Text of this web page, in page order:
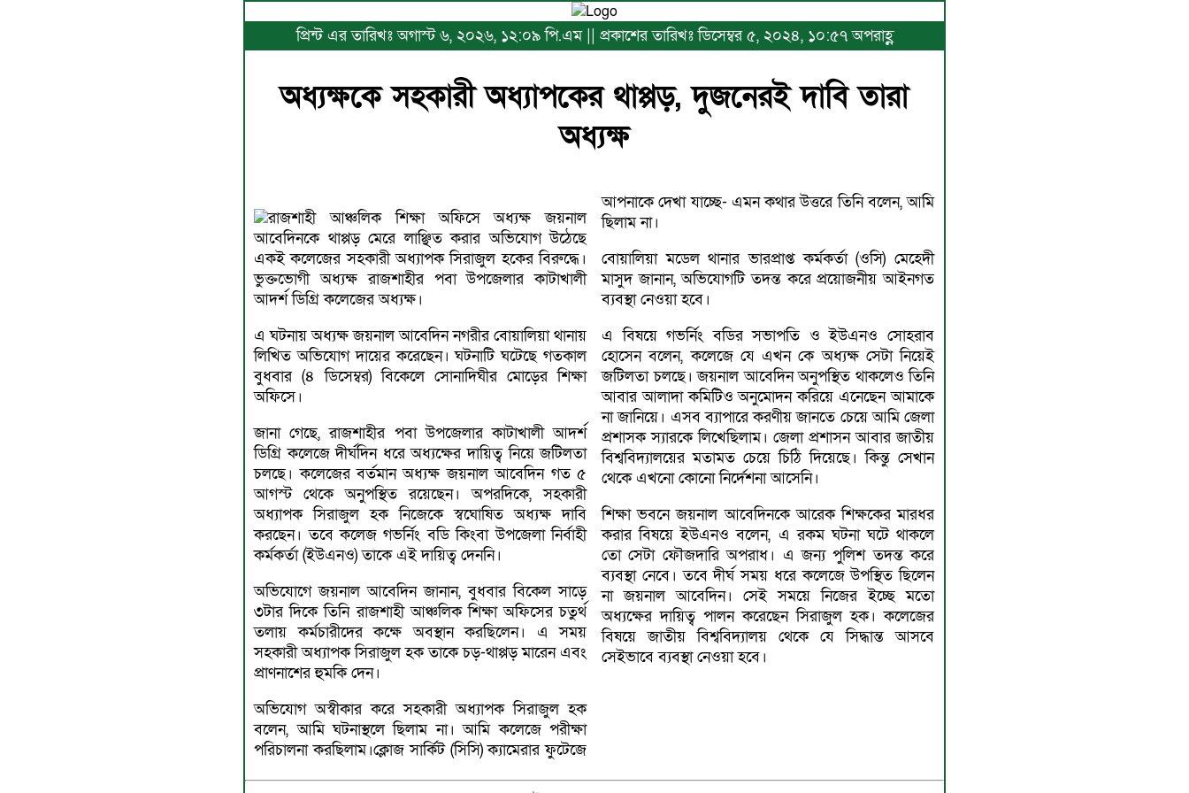
প্রিন্ট এর তারিখঃ অগাস্ট ৬, ২০২৬, ১২:০৯ পি.এম || প্রকাশের তারিখঃ ডিসেম্বর ৫, ২০২৪, ১০:৫৭ অপরাহ্ণ
অধ্যক্ষকে সহকারী অধ্যাপকের থাপ্পড়, দুজনেরই দাবি তারা
অধ্যক্ষ
রাজশাহী আঞ্চলিক শিক্ষা অফিসে অধ্যক্ষ জয়নাল
আবেদিনকে থাপ্পড় মেরে লাঞ্ছিত করার অভিযোগ উঠেছে
একই কলেজের সহকারী অধ্যাপক সিরাজুল হকের বিরুদ্ধে।
ভুক্তভোগী অধ্যক্ষ রাজশাহীর পবা উপজেলার কাটাখালী
আদর্শ ডিগ্রি কলেজের অধ্যক্ষ।
এ ঘটনায় অধ্যক্ষ জয়নাল আবেদিন নগরীর বোয়ালিয়া থানায়
লিখিত অভিযোগ দায়ের করেছেন। ঘটনাটি ঘটেছে গতকাল
বুধবার (৪ ডিসেম্বর) বিকেলে সোনাদিঘীর মোড়ের শিক্ষা
অফিসে।
জানা গেছে, রাজশাহীর পবা উপজেলার কাটাখালী আদর্শ
ডিগ্রি কলেজে দীর্ঘদিন ধরে অধ্যক্ষের দায়িত্ব নিয়ে জটিলতা
চলছে। কলেজের বর্তমান অধ্যক্ষ জয়নাল আবেদিন গত ৫
আগস্ট থেকে অনুপস্থিত রয়েছেন। অপরদিকে, সহকারী
অধ্যাপক সিরাজুল হক নিজেকে স্বঘোষিত অধ্যক্ষ দাবি
করছেন। তবে কলেজ গভর্নিং বডি কিংবা উপজেলা নির্বাহী
কর্মকর্তা (ইউএনও) তাকে এই দায়িত্ব দেননি।
অভিযোগে জয়নাল আবেদিন জানান, বুধবার বিকেল সাড়ে
৩টার দিকে তিনি রাজশাহী আঞ্চলিক শিক্ষা অফিসের চতুর্থ
তলায় কর্মচারীদের কক্ষে অবস্থান করছিলেন। এ সময়
সহকারী অধ্যাপক সিরাজুল হক তাকে চড়-থাপ্পড় মারেন এবং
প্রাণনাশের হুমকি দেন।
অভিযোগ অস্বীকার করে সহকারী অধ্যাপক সিরাজুল হক
বলেন, আমি ঘটনাস্থলে ছিলাম না। আমি কলেজে পরীক্ষা
পরিচালনা করছিলাম।ক্লোজ সার্কিট (সিসি) ক্যামেরার ফুটেজে
আপনাকে দেখা যাচ্ছে- এমন কথার উত্তরে তিনি বলেন, আমি
ছিলাম না।
বোয়ালিয়া মডেল থানার ভারপ্রাপ্ত কর্মকর্তা (ওসি) মেহেদী
মাসুদ জানান, অভিযোগটি তদন্ত করে প্রয়োজনীয় আইনগত
ব্যবস্থা নেওয়া হবে।
এ বিষয়ে গভর্নিং বডির সভাপতি ও ইউএনও সোহরাব
হোসেন বলেন, কলেজে যে এখন কে অধ্যক্ষ সেটা নিয়েই
জটিলতা চলছে। জয়নাল আবেদিন অনুপস্থিত থাকলেও তিনি
আবার আলাদা কমিটিও অনুমোদন করিয়ে এনেছেন আমাকে
না জানিয়ে। এসব ব্যাপারে করণীয় জানতে চেয়ে আমি জেলা
প্রশাসক স্যারকে লিখেছিলাম। জেলা প্রশাসন আবার জাতীয়
বিশ্ববিদ্যালয়ের মতামত চেয়ে চিঠি দিয়েছে। কিন্তু সেখান
থেকে এখনো কোনো নির্দেশনা আসেনি।
শিক্ষা ভবনে জয়নাল আবেদিনকে আরেক শিক্ষকের মারধর
করার বিষয়ে ইউএনও বলেন, এ রকম ঘটনা ঘটে থাকলে
তো সেটা ফৌজদারি অপরাধ। এ জন্য পুলিশ তদন্ত করে
ব্যবস্থা নেবে। তবে দীর্ঘ সময় ধরে কলেজে উপস্থিত ছিলেন
না জয়নাল আবেদিন। সেই সময়ে নিজের ইচ্ছে মতো
অধ্যক্ষের দায়িত্ব পালন করেছেন সিরাজুল হক। কলেজের
বিষয়ে জাতীয় বিশ্ববিদ্যালয় থেকে যে সিদ্ধান্ত আসবে
সেইভাবে ব্যবস্থা নেওয়া হবে।